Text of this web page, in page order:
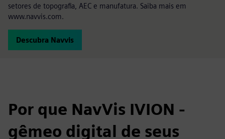
setores de topografia, AEC e manufatura. Saiba mais em
www.navvis.com.
Descubra Navvis
Por que NavVis IVION -
gêmeo digital de seus